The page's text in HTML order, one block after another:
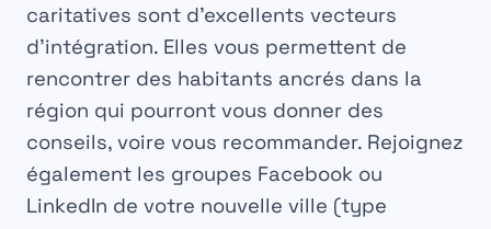
caritatives sont d’excellents vecteurs
d’intégration. Elles vous permettent de
rencontrer des habitants ancrés dans la
région qui pourront vous donner des
conseils, voire vous recommander. Rejoignez
également les groupes Facebook ou
LinkedIn de votre nouvelle ville (type